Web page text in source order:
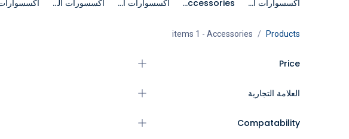
اكسسوارات الكمبيوتر PS5 Accessories اكسسوارات السويتش اكسسورات الواقع الافتراضي
Products
Accessories
- 1 items
Price
العلامة التجارية
Compatability